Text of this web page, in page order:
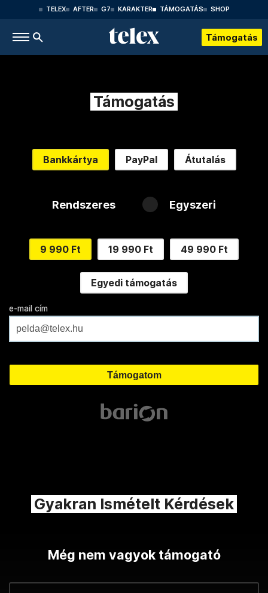
TELEX AFTER G7 KARAKTER TÁMOGATÁS SHOP
Támogatás
Támogatás
Bankkártya PayPal Átutalás
Rendszeres Egyszeri
9 990 Ft 19 990 Ft 49 990 Ft
Egyedi támogatás
e-mail cím
Gyakran Ismételt Kérdések
Még nem vagyok támogató